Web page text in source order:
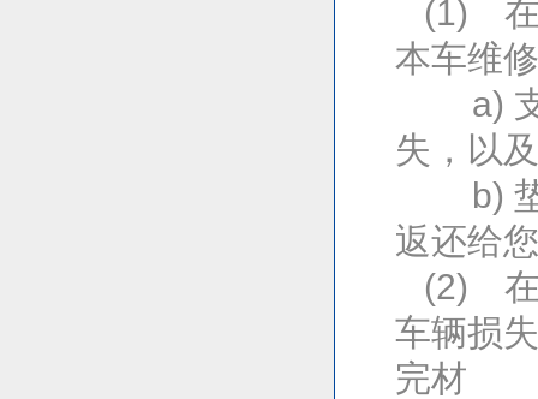
(1) 在
本车维
a) 支
失，以
b) 垫
返还给
(2) 在
车辆损
完材